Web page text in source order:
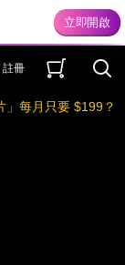
註冊
」每月只要 $199？